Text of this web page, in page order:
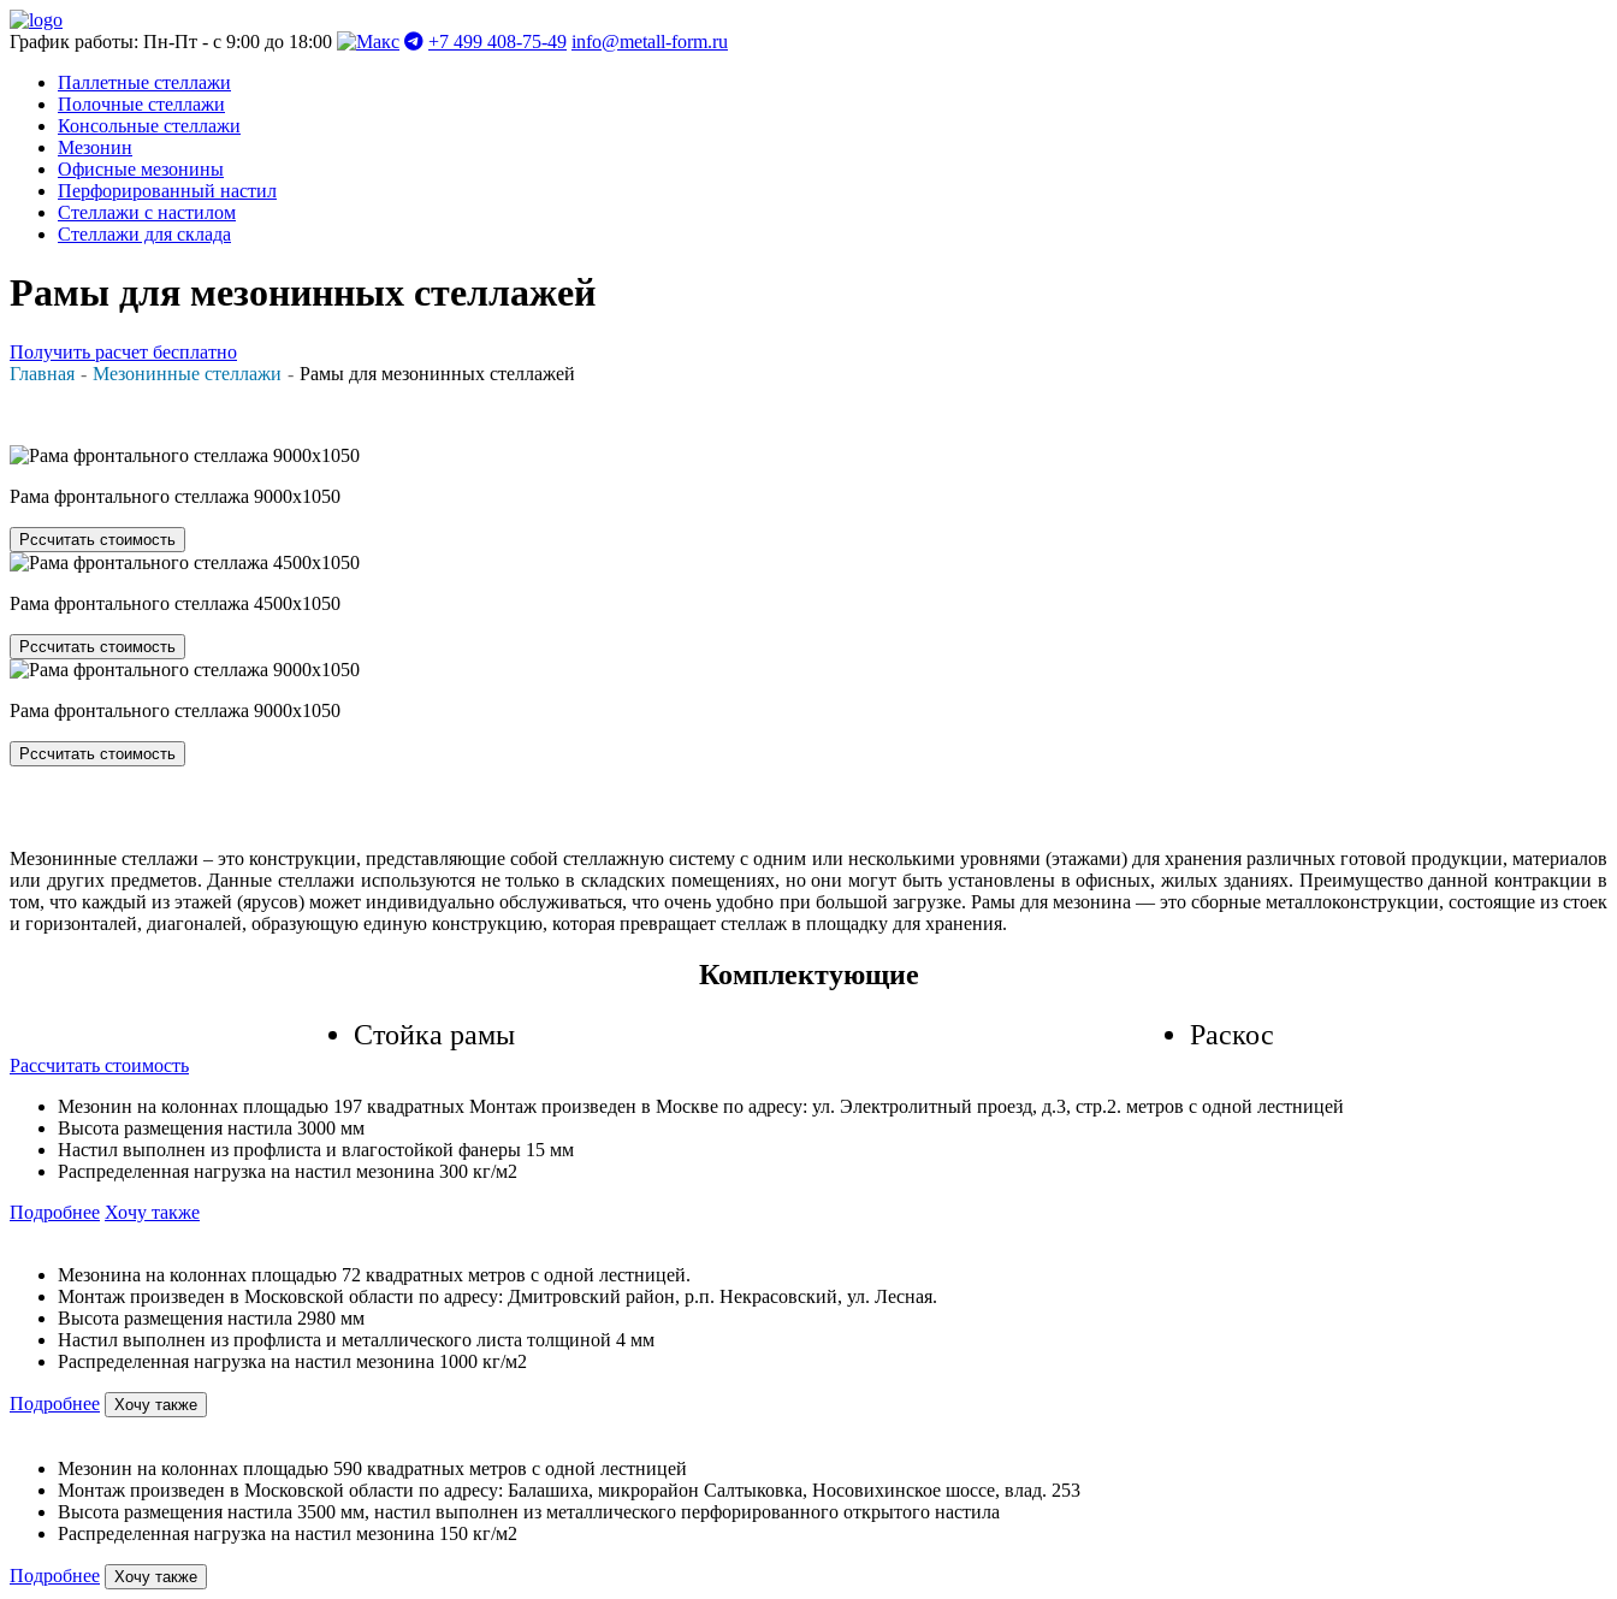
График работы: Пн-Пт - с 9:00 до 18:00 +7 499 408-75-49 info@metall-form.ru
Паллетные стеллажи
Полочные стеллажи
Консольные стеллажи
Мезонин
Офисные мезонины
Перфорированный настил
Стеллажи с настилом
Стеллажи для склада
Рамы для мезонинных стеллажей
Получить расчет бесплатно
Главная
Мезонинные стеллажи Рамы для мезонинных стеллажей
Рама фронтального стеллажа 9000x1050
Рссчитать стоимость
Рама фронтального стеллажа 4500x1050
Рссчитать стоимость
Рама фронтального стеллажа 9000x1050
Рссчитать стоимость
Мезонинные стеллажи – это конструкции, представляющие собой стеллажную систему с одним или несколькими уровнями (этажами) для хранения различных готовой продукции, материалов
или других предметов. Данные стеллажи используются не только в складских помещениях, но они могут быть установлены в офисных, жилых зданиях. Преимущество данной контракции в
том, что каждый из этажей (ярусов) может индивидуально обслуживаться, что очень удобно при большой загрузке. Рамы для мезонина — это сборные металлоконструкции, состоящие из стоек
и горизонталей, диагоналей, образующую единую конструкцию, которая превращает стеллаж в площадку для хранения.
Комплектующие
Стойка рамы
Раскос
Рассчитать стоимость
Мезонин на колоннах площадью 197 квадратных Монтаж произведен в Москве по адресу: ул. Электролитный проезд, д.3, стр.2. метров с одной лестницей
Высота размещения настила 3000 мм
Настил выполнен из профлиста и влагостойкой фанеры 15 мм
Распределенная нагрузка на настил мезонина 300 кг/м2
Подробнее Хочу также
Мезонина на колоннах площадью 72 квадратных метров с одной лестницей.
Монтаж произведен в Московской области по адресу: Дмитровский район, р.п. Некрасовский, ул. Лесная.
Высота размещения настила 2980 мм
Настил выполнен из профлиста и металлического листа толщиной 4 мм
Распределенная нагрузка на настил мезонина 1000 кг/м2
Подробнее Хочу также
Мезонин на колоннах площадью 590 квадратных метров с одной лестницей
Монтаж произведен в Московской области по адресу: Балашиха, микрорайон Салтыковка, Носовихинское шоссе, влад. 253
Высота размещения настила 3500 мм, настил выполнен из металлического перфорированного открытого настила
Распределенная нагрузка на настил мезонина 150 кг/м2
Подробнее Хочу также